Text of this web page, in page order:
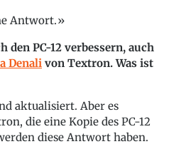
Antwort.
den PC-12 verbessern, auch
Denali von Textron. Was ist
aktualisiert. Aber es
die eine Kopie des PC-12
diese Antwort haben.